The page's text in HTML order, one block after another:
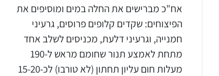
אח"כ מברישים את החלה במים ומוסיפים את
הפיצוחים: שקדים קלופים פרוסים, גרעיני
חמנייה, וגרעיני דלעת, מכניסים לשלב אחד
מתחת לאמצע תנור שחומם מראש ל-190
מעלות חום עליון תחתון (לא טורבו) לכ-15-20